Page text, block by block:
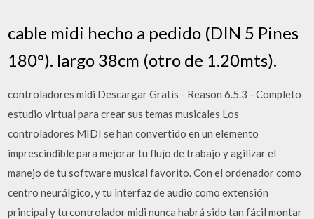
cable midi hecho a pedido (DIN 5 Pines
180°). largo 38cm (otro de 1.20mts).
controladores midi Descargar Gratis - Reason 6.5.3 - Completo
estudio virtual para crear sus temas musicales Los
controladores MIDI se han convertido en un elemento
imprescindible para mejorar tu flujo de trabajo y agilizar el
manejo de tu software musical favorito. Con el ordenador como
centro neurálgico, y tu interfaz de audio como extensión
principal y tu controlador midi nunca habrá sido tan fácil montar